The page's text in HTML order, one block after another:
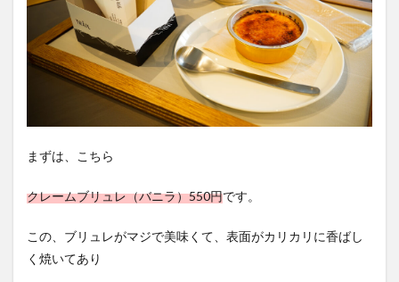
まずは、こちら
クレームブリュレ（バニラ）550円です。
この、ブリュレがマジで美味くて、表面がカリカリに香ばし
く焼いてあり